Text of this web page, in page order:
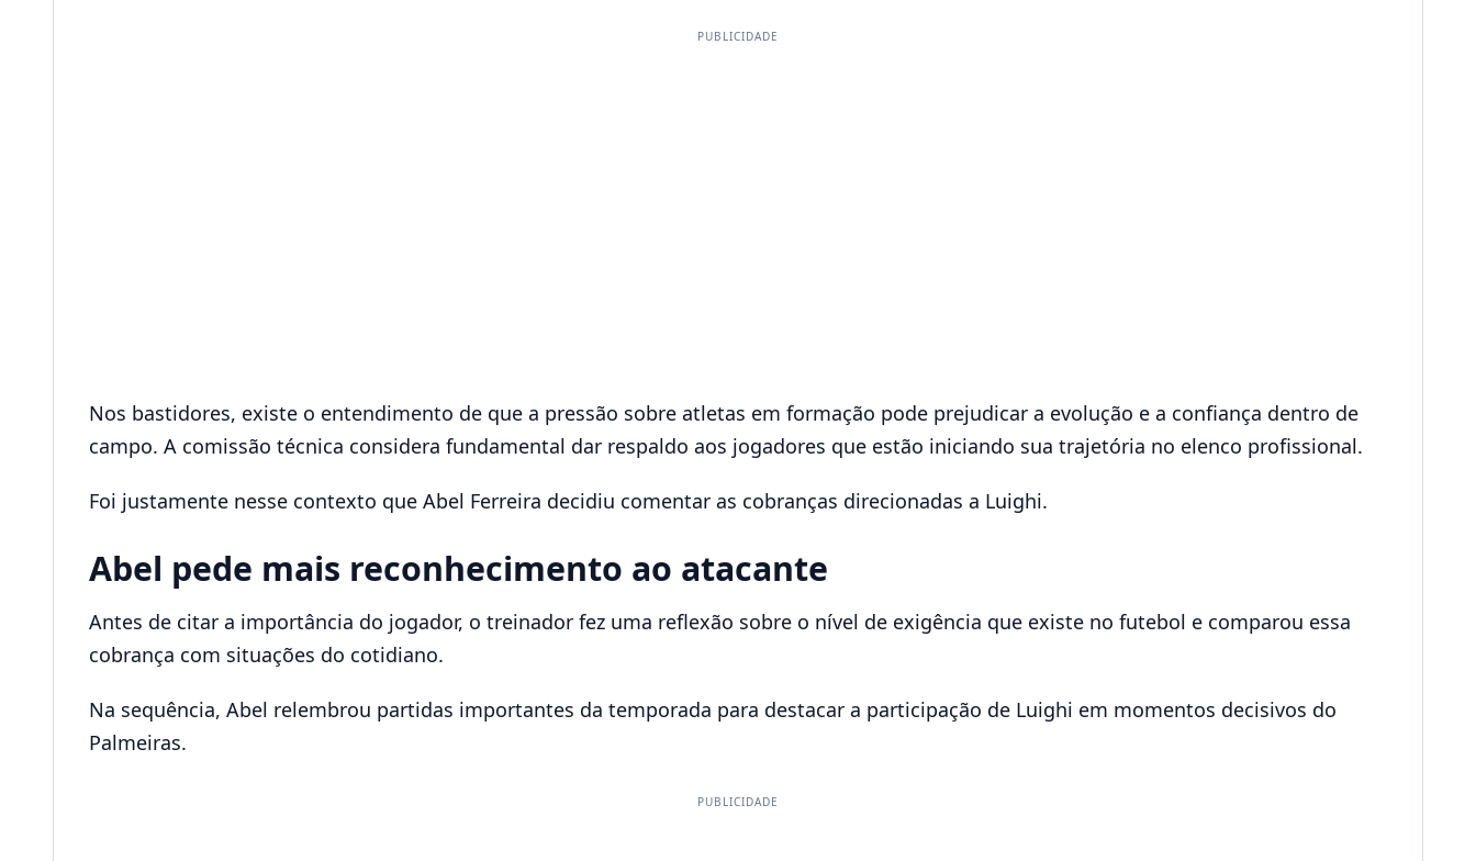
PUBLICIDADE
Nos bastidores, existe o entendimento de que a pressão sobre atletas em formação pode prejudicar a evolução e a confiança dentro de
campo. A comissão técnica considera fundamental dar respaldo aos jogadores que estão iniciando sua trajetória no elenco profissional.
Foi justamente nesse contexto que Abel Ferreira decidiu comentar as cobranças direcionadas a Luighi.
Abel pede mais reconhecimento ao atacante
Antes de citar a importância do jogador, o treinador fez uma reflexão sobre o nível de exigência que existe no futebol e comparou essa
cobrança com situações do cotidiano.
Na sequência, Abel relembrou partidas importantes da temporada para destacar a participação de Luighi em momentos decisivos do
Palmeiras.
PUBLICIDADE